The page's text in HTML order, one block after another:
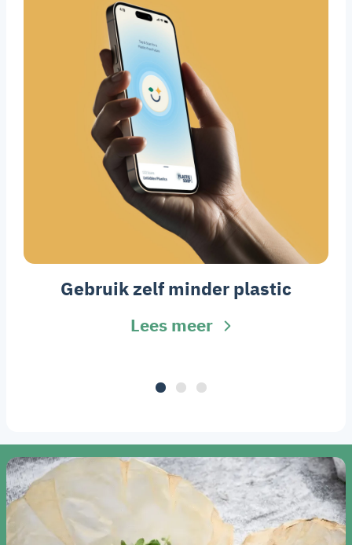
Gebruik zelf minder plastic
Lees meer